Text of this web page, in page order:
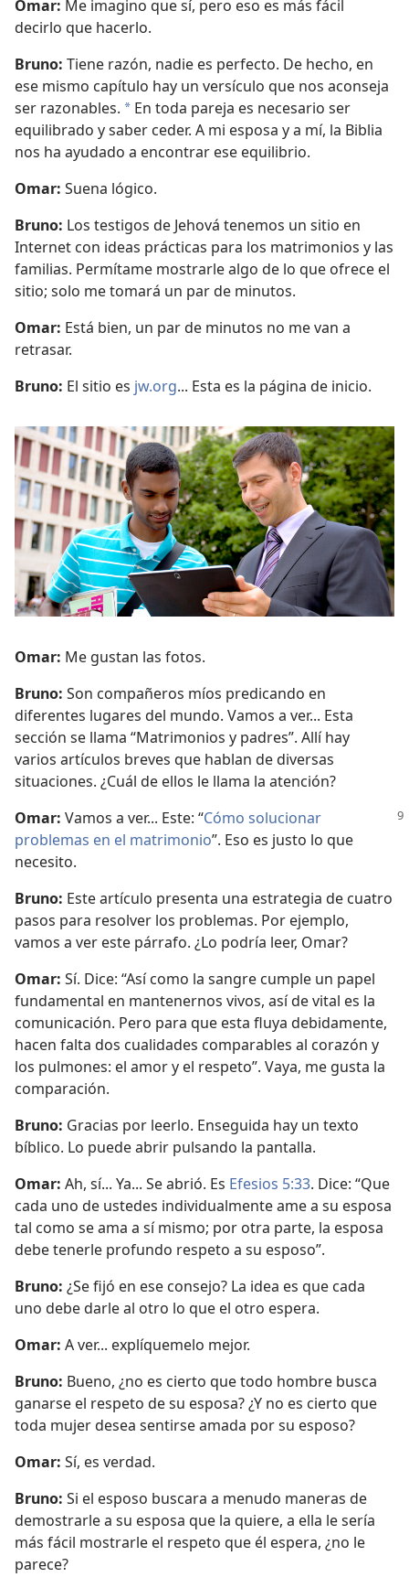
Omar: Me imagino que sí, pero eso es más fácil
decirlo que hacerlo.
Bruno: Tiene razón, nadie es perfecto. De hecho, en
ese mismo capítulo hay un versículo que nos aconseja
ser razonables. * En toda pareja es necesario ser
equilibrado y saber ceder. A mi esposa y a mí, la Biblia
nos ha ayudado a encontrar ese equilibrio.
Omar: Suena lógico.
Bruno: Los testigos de Jehová tenemos un sitio en
Internet con ideas prácticas para los matrimonios y las
familias. Permítame mostrarle algo de lo que ofrece el
sitio; solo me tomará un par de minutos.
Omar: Está bien, un par de minutos no me van a
retrasar.
Bruno: El sitio es jw.org... Esta es la página de inicio.
Omar: Me gustan las fotos.
Bruno: Son compañeros míos predicando en
diferentes lugares del mundo. Vamos a ver... Esta
sección se llama “Matrimonios y padres”. Allí hay
varios artículos breves que hablan de diversas
situaciones. ¿Cuál de ellos le llama la atención?
Omar: Vamos a ver... Este: “Cómo solucionar
problemas en el matrimonio”. Eso es justo lo que
necesito.
Bruno: Este artículo presenta una estrategia de cuatro
pasos para resolver los problemas. Por ejemplo,
vamos a ver este párrafo. ¿Lo podría leer, Omar?
Omar: Sí. Dice: “Así como la sangre cumple un papel
fundamental en mantenernos vivos, así de vital es la
comunicación. Pero para que esta fluya debidamente,
hacen falta dos cualidades comparables al corazón y
los pulmones: el amor y el respeto”. Vaya, me gusta la
comparación.
Bruno: Gracias por leerlo. Enseguida hay un texto
bíblico. Lo puede abrir pulsando la pantalla.
Omar: Ah, sí... Ya... Se abrió. Es Efesios 5:33. Dice: “Que
cada uno de ustedes individualmente ame a su esposa
tal como se ama a sí mismo; por otra parte, la esposa
debe tenerle profundo respeto a su esposo”.
Bruno: ¿Se fijó en ese consejo? La idea es que cada
uno debe darle al otro lo que el otro espera.
Omar: A ver... explíquemelo mejor.
Bruno: Bueno, ¿no es cierto que todo hombre busca
ganarse el respeto de su esposa? ¿Y no es cierto que
toda mujer desea sentirse amada por su esposo?
Omar: Sí, es verdad.
Bruno: Si el esposo buscara a menudo maneras de
demostrarle a su esposa que la quiere, a ella le sería
más fácil mostrarle el respeto que él espera, ¿no le
parece?